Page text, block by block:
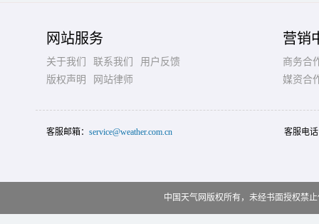
网站服务
关于我们 联系我们
用户反馈
版权声明
网站律师
营销
商务合
媒资合
客服邮箱： service@weather.com.cn 客服电
中国天气网版权所有，未经书面授权